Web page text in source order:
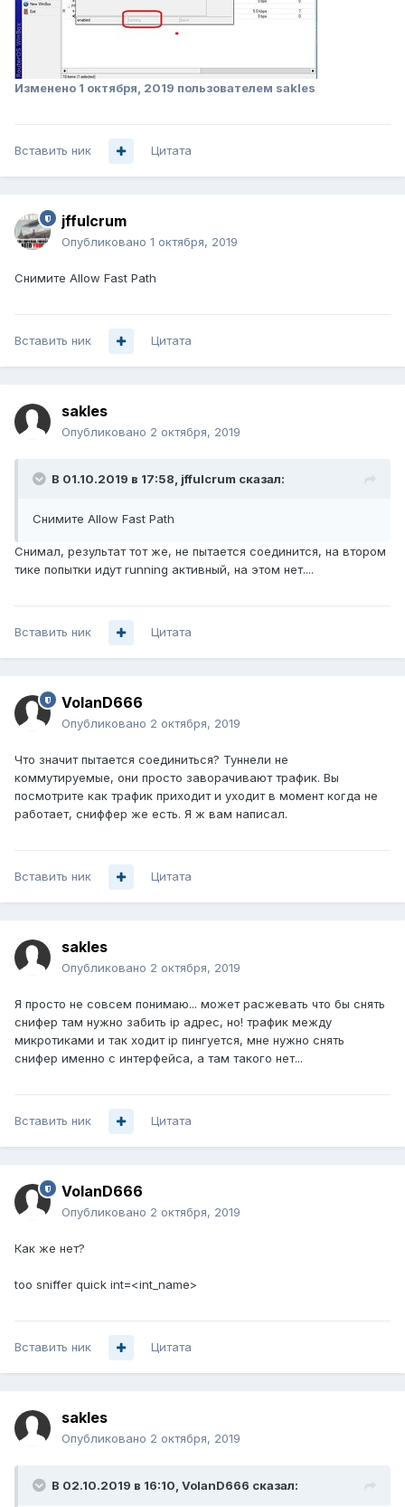
Изменено 1 октября, 2019 пользователем sakles
Вставить ник Цитата
jffulcrum
Опубликовано 1 октября, 2019
Снимите Allow Fast Path
Вставить ник Цитата
sakles
Опубликовано 2 октября, 2019
В 01.10.2019 в 17:58, jffulcrum сказал:
Снимите Allow Fast Path
Снимал, результат тот же, не пытается соединится, на втором
тике попытки идут running активный, на этом нет....
Вставить ник Цитата
VolanD666
Опубликовано 2 октября, 2019
Что значит пытается соединиться? Туннели не
коммутируемые, они просто заворачивают трафик. Вы
посмотрите как трафик приходит и уходит в момент когда не
работает, сниффер же есть. Я ж вам написал.
Вставить ник Цитата
sakles
Опубликовано 2 октября, 2019
Я просто не совсем понимаю... может расжевать что бы снять
снифер там нужно забить ip адрес, но! трафик между
микротиками и так ходит ip пингуется, мне нужно снять
снифер именно с интерфейса, а там такого нет...
Вставить ник Цитата
VolanD666
Опубликовано 2 октября, 2019
Как же нет?
too sniffer quick int=<int_name>
Вставить ник Цитата
sakles
Опубликовано 2 октября, 2019
В 02.10.2019 в 16:10, VolanD666 сказал: